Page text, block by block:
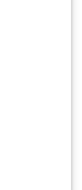
dans
les
les
les
craint
surfaces
base d'eau
: Rapport
Life (150 g
C): 3:00 '.
Guide
le
Cliquez ici
téléchargez
Copyright
(totale ou